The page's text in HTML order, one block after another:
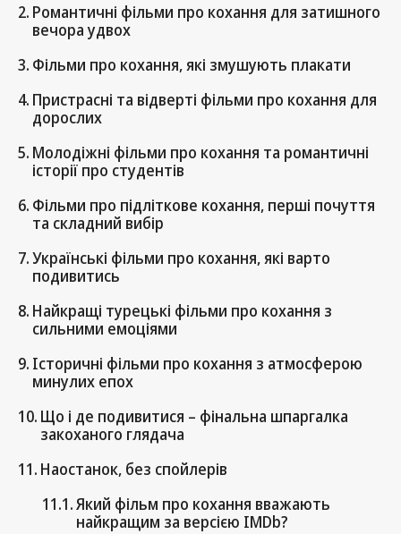
Романтичні фільми про кохання для затишного
вечора удвох
Фільми про кохання, які змушують плакати
Пристрасні та відверті фільми про кохання для
дорослих
Молодіжні фільми про кохання та романтичні
історії про студентів
Фільми про підліткове кохання, перші почуття
та складний вибір
Українські фільми про кохання, які варто
подивитись
Найкращі турецькі фільми про кохання з
сильними емоціями
Історичні фільми про кохання з атмосферою
минулих епох
Що і де подивитися – фінальна шпаргалка
закоханого глядача
Наостанок, без спойлерів
Який фільм про кохання вважають
найкращим за версією IMDb?